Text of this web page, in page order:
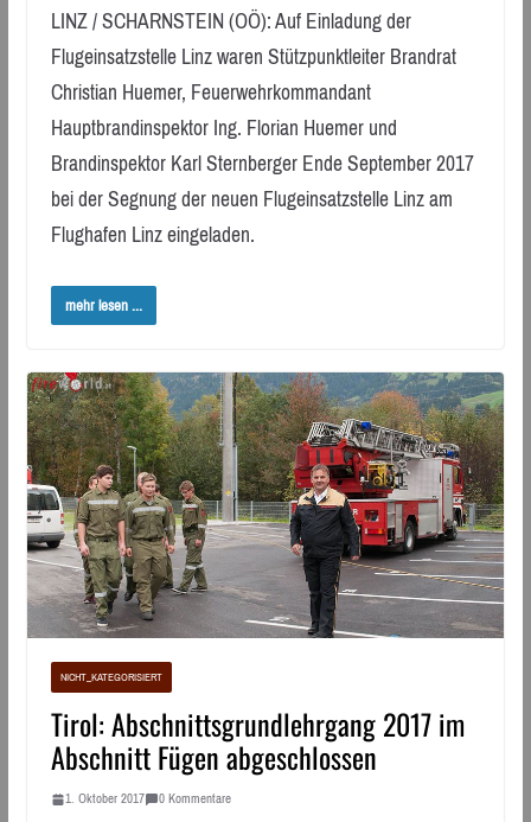
LINZ / SCHARNSTEIN (OÖ): Auf Einladung der
Flugeinsatzstelle Linz waren Stützpunktleiter Brandrat
Christian Huemer, Feuerwehrkommandant
Hauptbrandinspektor Ing. Florian Huemer und
Brandinspektor Karl Sternberger Ende September 2017
bei der Segnung der neuen Flugeinsatzstelle Linz am
Flughafen Linz eingeladen.
mehr lesen ...
NICHT_KATEGORISIERT
Tirol: Abschnittsgrundlehrgang 2017 im
Abschnitt Fügen abgeschlossen
1. Oktober 2017 0 Kommentare